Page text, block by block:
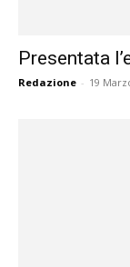
Presentata
Redazione - 19